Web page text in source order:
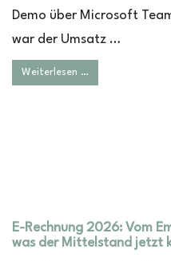
Demo über Microsoft
war der Umsatz …
Weiterlesen …
E-Rechnung 2026: Vom
was der Mittelstand jetzt